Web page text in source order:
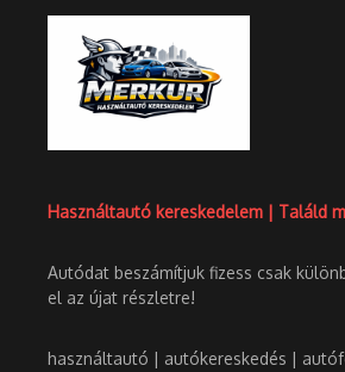
Használtautó kereskedelem | Találd
Autódat beszámítjuk fizess csak
el az újat részletre!
használtautó | autókereskedés |